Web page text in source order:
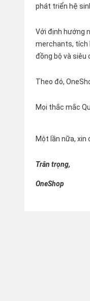
phát triển hệ
Với định hướng
merchants, tích
đồng bộ và siêu
Theo đó,
Mọi thắc mắc
Một lần nữa, xin
Trân trọng,
OneShop